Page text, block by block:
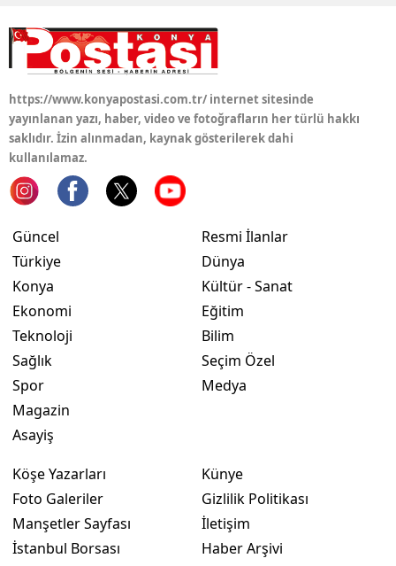
Bartın
Ardahan
Karabük
https://www.konyapostasi.com.tr/ internet sitesinde
yayınlanan yazı, haber, video ve fotoğrafların her türlü hakkı
saklıdır. İzin alınmadan, kaynak gösterilerek dahi
kullanılamaz.
Güncel
Türkiye
Konya
Ekonomi
Teknoloji
Sağlık
Spor
Magazin
Asayiş
Resmi İlanlar
Dünya
Kültür - Sanat
Eğitim
Bilim
Seçim Özel
Medya
Köşe Yazarları
Foto Galeriler
Manşetler Sayfası
İstanbul Borsası
Künye
Gizlilik Politikası
İletişim
Haber Arşivi